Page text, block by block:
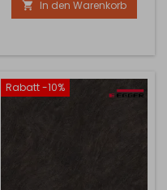
des Gebrauchs. Sie haben
die Wahl zwischen
können das Produkt nach
Wählen Sie in diesem Fall
die Option Sondermaße
 In den Warenkorb
Rabatt -10%